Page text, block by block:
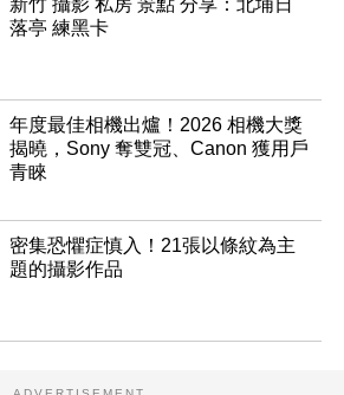
落亭 練黑卡
年度最佳相機出爐！2026 相機大獎
揭曉，Sony 奪雙冠、Canon 獲用戶
青睞
密集恐懼症慎入！21張以條紋為主
題的攝影作品